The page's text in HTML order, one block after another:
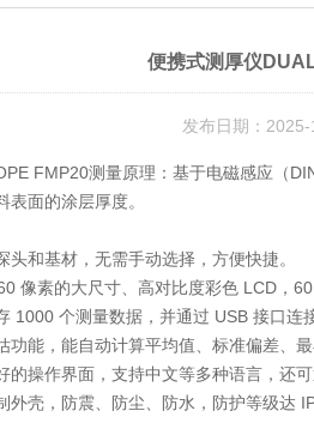
便携式测厚仪
发布日期：
FMP20测量原理：基于电磁感应（
面的涂层厚度。
头和基材，无需手动选择，方便快捷。
像素的大尺寸、高对比度彩色 LCD，
1000 个测量数据，并通过 USB 接口连
功能，能自动计算平均值、标准偏差、最
的操作界面，支持中文等多种语言，还
外壳，防震、防尘、防水，防护等级达